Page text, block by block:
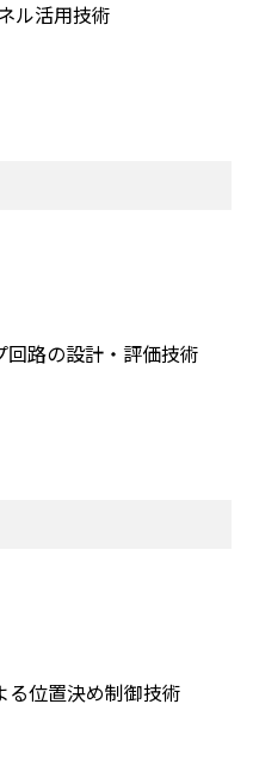
ル活用技術
回路の設計・評価技術
る位置決め制御技術